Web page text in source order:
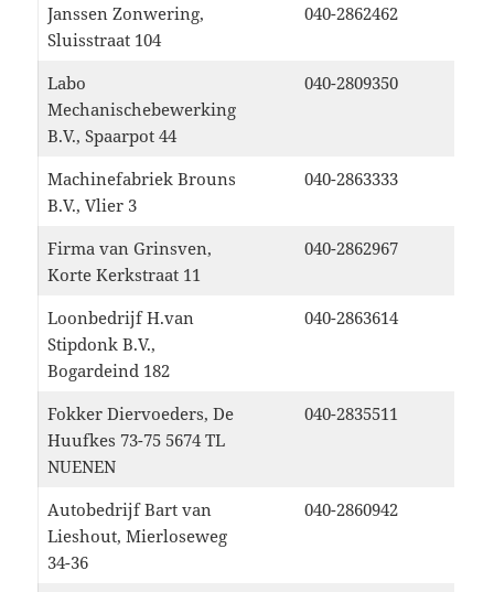
Janssen Zonwering,
Sluisstraat 104
040-2862462
Labo
Mechanischebewerking
B.V., Spaarpot 44
040-2809350
Machinefabriek Brouns
B.V., Vlier 3
040-2863333
Firma van Grinsven,
Korte Kerkstraat 11
040-2862967
Loonbedrijf H.van
Stipdonk B.V.,
Bogardeind 182
040-2863614
Fokker Diervoeders, De
Huufkes 73-75 5674 TL
NUENEN
040-2835511
Autobedrijf Bart van
Lieshout, Mierloseweg
34-36
040-2860942